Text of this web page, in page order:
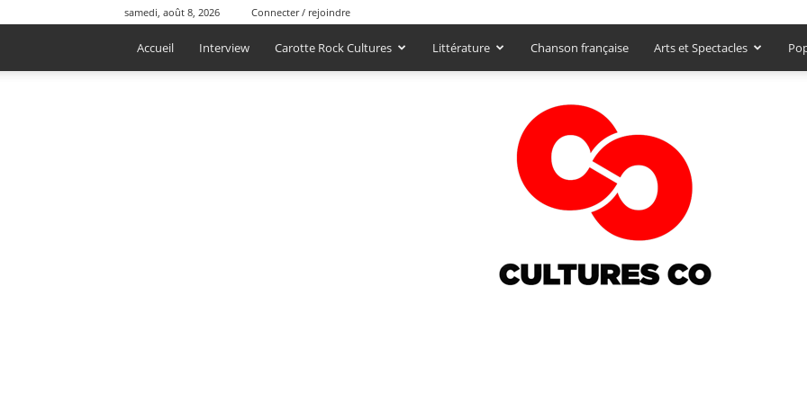
samedi, août 8, 2026 Connecter / rejoindre
Accueil Interview Carotte Rock Cultures Littérature Chanson française Arts et Spectacles